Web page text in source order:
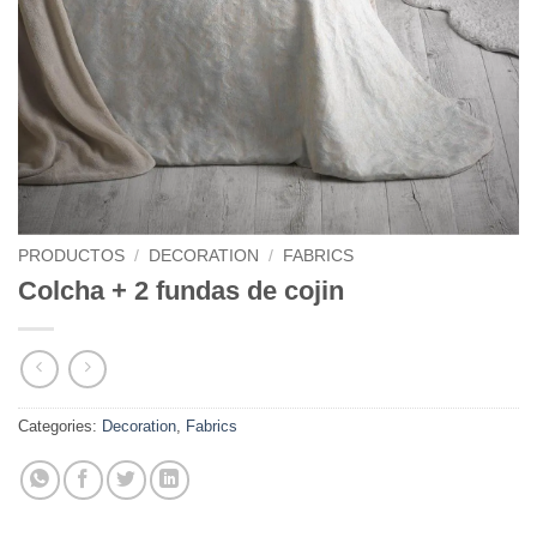
PRODUCTOS / DECORATION / FABRICS
Colcha + 2 fundas de cojin
Categories: Decoration, Fabrics